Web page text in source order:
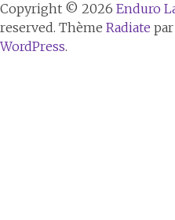
Copyright © 2026 Enduro
reserved. Thème Radiate
WordPress.